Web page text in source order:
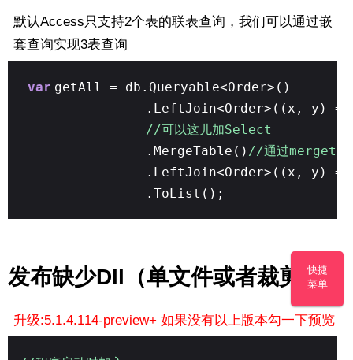
默认Access只支持2个表的联表查询，我们可以通过嵌
套查询实现3表查询
var getAll = db.Queryable<Order>()
.LeftJoin<Order>((x, y)
//可以这儿加Select
.MergeTable() //通过
.LeftJoin<Order>((x, y)
.ToList();
发布缺少Dll（单文件或者裁剪）
升级:5.1.4.114-preview+ 如果没有以上版本勾一下预览
快捷
菜单